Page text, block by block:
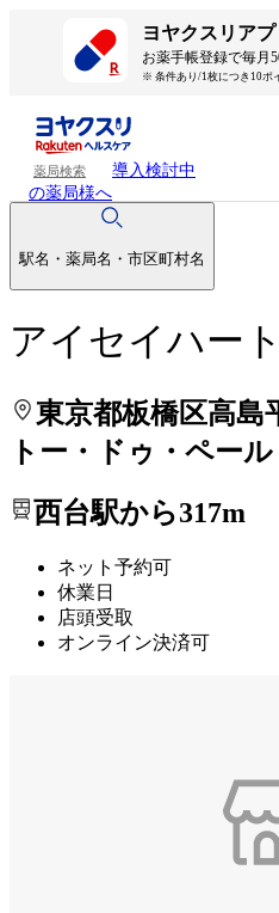
ヨヤクスリアプ
お薬手帳登録で毎月
※ 条件あり/1枚につき10ポ
薬局検索
導入検討中
の薬局様へ
駅名・薬局名・市区町村名
アイセイハー
東京都板橋区高島
トー・ドゥ・ペール
西台駅から317m
ネット予約可
休業日
店頭受取
オンライン決済可
処方せんを送って待ち時間を短
処方せんを送って待ち時間を短